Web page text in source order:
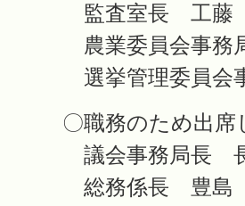
監査室長 工
農業委員会事
選挙管理委員
〇職務のため出席
議会事務局長
総務係長 豊